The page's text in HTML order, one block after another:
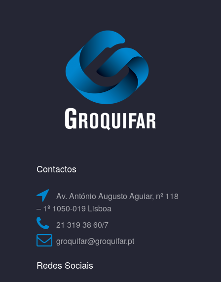
Contactos
Av. António Augusto Aguiar, nº 118
– 1º 1050-019 Lisboa
21 319 38 60/7
groquifar@groquifar.pt
Redes Sociais